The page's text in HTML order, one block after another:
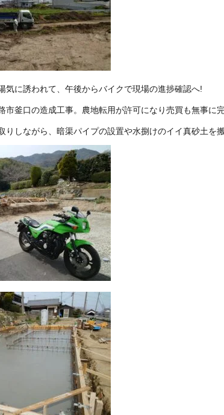
気に誘われて、午後からバイクで現場の進捗確認へ!
市釜口の造成工事。農地転用が許可になり売買も無事に完
りしながら、暗渠パイプの設置や水捌けのイイ真砂土を